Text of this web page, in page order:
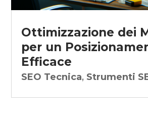
Ottimizzazione dei
per un
Efficace
SEO Tecnica, Strumenti